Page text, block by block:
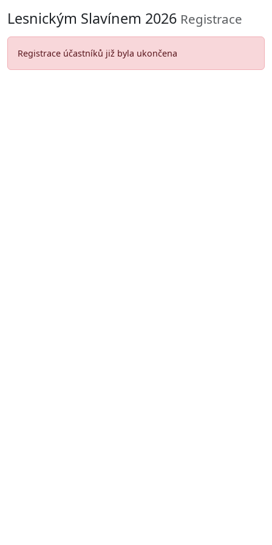
Lesnickým Slavínem 2026 Registrace
Registrace účastníků již byla ukončena